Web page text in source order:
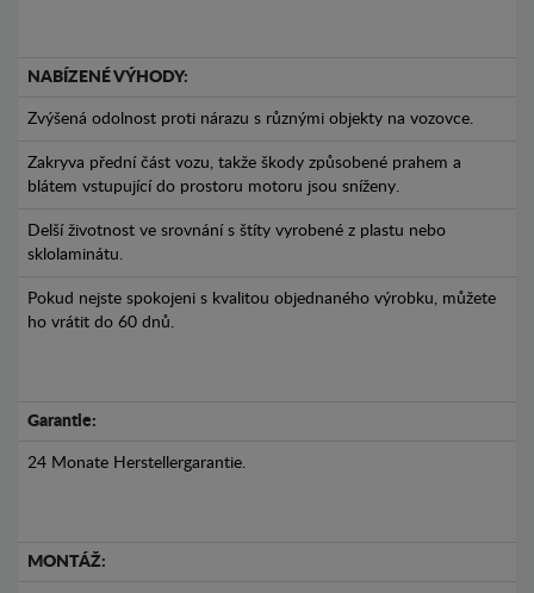
NABÍZENÉ VÝHODY:
Zvýšená odolnost proti nárazu s různými objekty na vozovce.
Zakryva přední část vozu, takže škody způsobené prahem a
blátem vstupující do prostoru motoru jsou sníženy.
Delší životnost ve srovnání s štíty vyrobené z plastu nebo
sklolaminátu.
Pokud nejste spokojeni s kvalitou objednaného výrobku, můžete
ho vrátit do 60 dnů.
Garantie:
24 Monate Herstellergarantie.
MONTÁŽ: